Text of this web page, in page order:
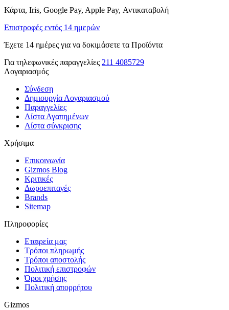
Κάρτα, Iris, Google Pay, Apple Pay, Αντικαταβολή
Επιστροφές εντός 14 ημερών
Έχετε 14 ημέρες για να δοκιμάσετε τα Προϊόντα
Για τηλεφωνικές παραγγελίες 211 4085729
Λογαριασμός
Σύνδεση
Δημιουργία Λογαριασμού
Παραγγελίες
Λίστα Αγαπημένων
Λίστα σύγκρισης
Χρήσιμα
Επικοινωνία
Gizmos Blog
Κριτικές
Δωροεπιταγές
Brands
Sitemap
Πληροφορίες
Εταιρεία μας
Τρόποι πληρωμής
Τρόποι αποστολής
Πολιτική επιστροφών
Όροι χρήσης
Πολιτική απορρήτου
Gizmos